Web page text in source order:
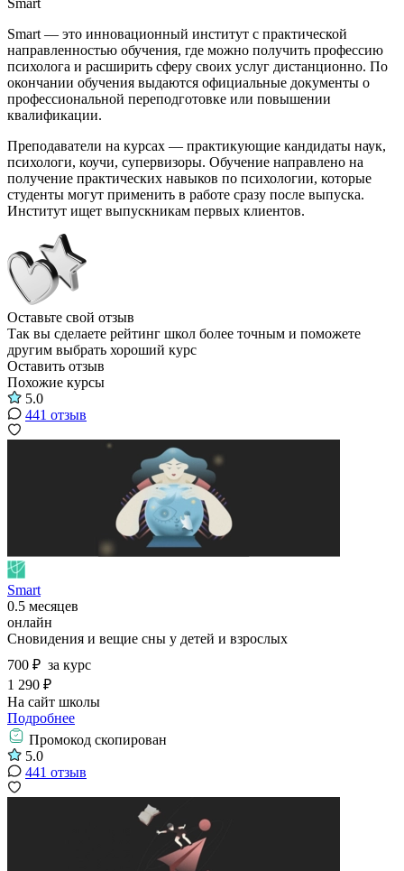
Smart — это инновационный институт с практической
направленностью обучения, где можно получить профессию
психолога и расширить сферу своих услуг дистанционно. По
окончании обучения выдаются официальные документы о
профессиональной переподготовке или повышении
квалификации.
Преподаватели на курсах — практикующие кандидаты наук,
психологи, коучи, супервизоры. Обучение направлено на
получение практических навыков по психологии, которые
студенты могут применить в работе сразу после выпуска.
Институт ищет выпускникам первых клиентов.
Оставьте свой отзыв
Так вы сделаете рейтинг школ более точным и поможете
другим выбрать хороший курс
Оставить отзыв
Похожие курсы
5.0
441 отзыв
Smart
0.5 месяцев
онлайн
Сновидения и вещие сны у детей и взрослых
700 ₽ за курс
1 290 ₽
На сайт школы
Подробнее
Промокод скопирован
5.0
441 отзыв